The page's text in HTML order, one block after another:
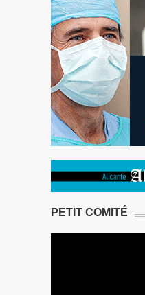
PETIT COMITÉ